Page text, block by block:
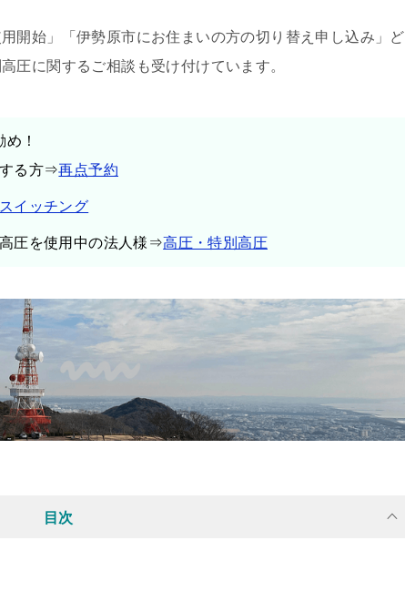
開始」「伊勢原市にお住まいの方の切り替え申し込み」ど
圧に関するご相談も受け付けています。
！
する方⇒再点予約
イッチング
圧を使用中の法人様⇒高圧・特別高圧
目次